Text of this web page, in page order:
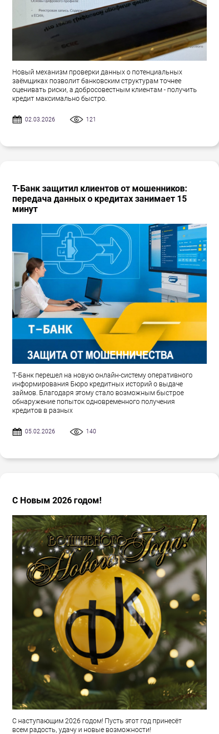
Новый механизм проверки данных о потенциальных
заёмщиках позволит банковским структурам точнее
оценивать риски, а добросовестным клиентам - получить
кредит максимально быстро.
02.03.2026 121
Т-Банк защитил клиентов от мошенников:
передача данных о кредитах занимает 15
минут
Т-Банк перешел на новую онлайн-систему оперативного
информирования Бюро кредитных историй о выдаче
займов. Благодаря этому стало возможным быстрое
обнаружение попыток одновременного получения
кредитов в разных
05.02.2026 140
С Новым 2026 годом!
С наступающим 2026 годом! Пусть этот год принесёт
всем радость, удачу и новые возможности!